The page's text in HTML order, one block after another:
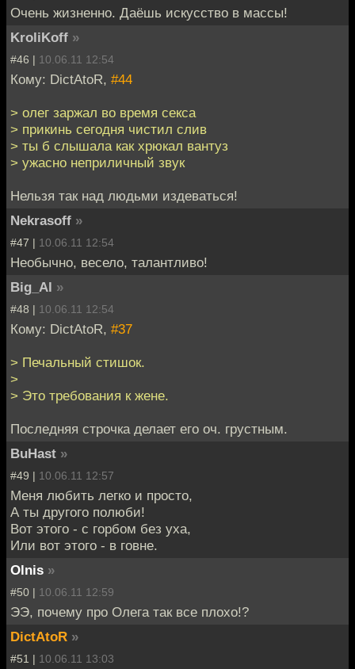
Очень жизненно. Даёшь искусство в массы!
KroliKoff »
#46 | 10.06.11 12:54
Кому: DictAtoR, #44
> олег заржал во время секса
> прикинь сегодня чистил слив
> ты б слышала как хрюкал вантуз
> ужасно неприличный звук
Нельзя так над людьми издеваться!
Nekrasoff »
#47 | 10.06.11 12:54
Необычно, весело, талантливо!
Big_Al »
#48 | 10.06.11 12:54
Кому: DictAtoR, #37
> Печальный стишок.
>
> Это требования к жене.
Последняя строчка делает его оч. грустным.
BuHast »
#49 | 10.06.11 12:57
Меня любить легко и просто,
А ты другого полюби!
Вот этого - с горбом без уха,
Или вот этого - в говне.
Olnis »
#50 | 10.06.11 12:59
ЭЭ, почему про Олега так все плохо!?
DictAtoR »
#51 | 10.06.11 13:03